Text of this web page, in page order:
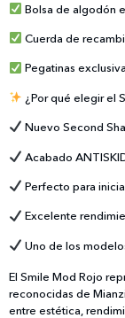
Bolsa de algodón
Cuerda de
Pegatinas
¿Por qué elegir el
Nuevo Second
Acabado
Perfecto para
Excelente
Uno de los
El Smile Mod Rojo
reconocidas de
entre estética,